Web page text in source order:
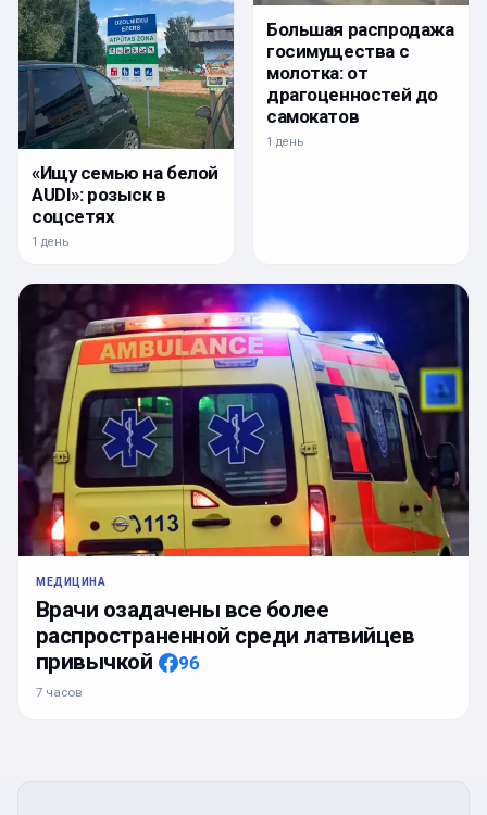
«Ищу семью на белой
AUDI»: розыск в
соцсетях
1 день
Большая распродажа
госимущества с
молотка: от
драгоценностей до
самокатов
1 день
МЕДИЦИНА
Врачи озадачены все более
распространенной среди латвийцев
привычкой
96
7 часов